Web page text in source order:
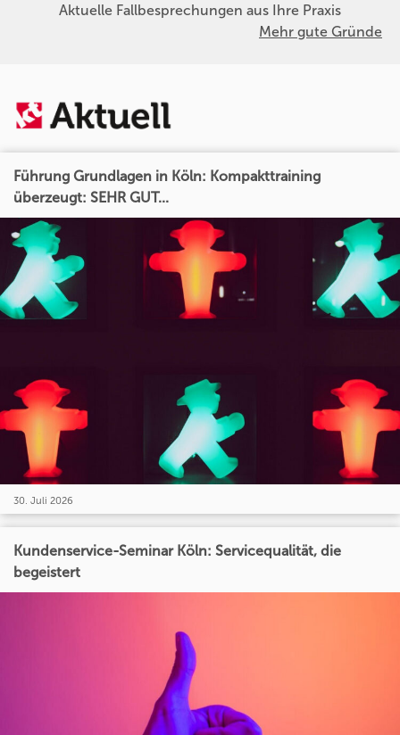
Aktuelle Fallbesprechungen aus Ihre Praxis
Mehr gute Gründe
Führung Grundlagen in Köln: Kompakttraining
überzeugt: SEHR GUT...
30. Juli 2026
Kundenservice-Seminar Köln: Servicequalität, die
begeistert